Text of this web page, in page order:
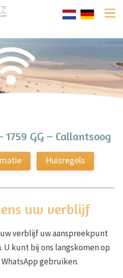
1759 GG – Callantsoog
Huisregels
uw verblijf
verblijf uw aanspreekpunt
U kunt bij ons langskomen op
gebruiken.